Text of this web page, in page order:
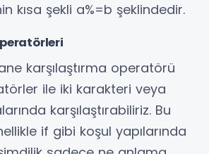
kısa şekli a%=b şeklindedir.
karşılaştırma operatörü
ile iki karakteri veya
karşılaştırabiliriz. Bu
if gibi koşul yapılarında